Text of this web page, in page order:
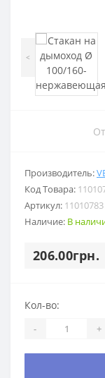
<
Производитель:
Код Товара:
Артикул: 11010783
Наличие: В
206.00грн.
Кол-во:
- +